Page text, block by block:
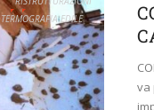
TERMOGRAFIA EDILE
va